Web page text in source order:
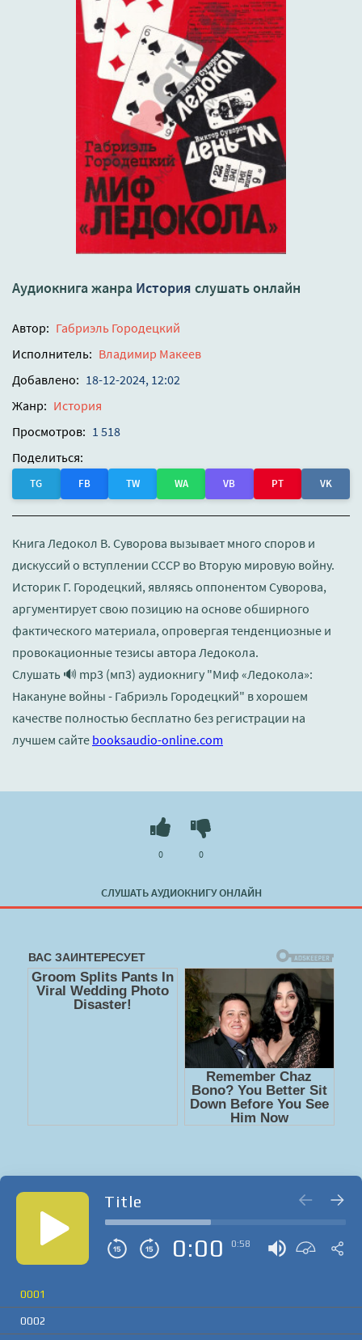
Аудиокнига жанра История слушать онлайн
Автор: Габриэль Городецкий
Исполнитель: Владимир Макеев
Добавлено: 18-12-2024, 12:02
Жанр: История
Просмотров: 1 518
Поделиться:
TG FB TW WA VB PT VK
Книга Ледокол В. Суворова вызывает много споров и
дискуссий о вступлении СССР во Вторую мировую войну.
Историк Г. Городецкий, являясь оппонентом Суворова,
аргументирует свою позицию на основе обширного
фактического материала, опровергая тенденциозные и
провокационные тезисы автора Ледокола.
Слушать 🔊 mp3 (мп3) аудиокнигу "Миф «Ледокола»:
Накануне войны - Габриэль Городецкий" в хорошем
качестве полностью бесплатно без регистрации на
лучшем сайте booksaudio-online.com
СЛУШАТЬ АУДИОКНИГУ ОНЛАЙН
0 0
Title
0:00 0:58
0001
0002